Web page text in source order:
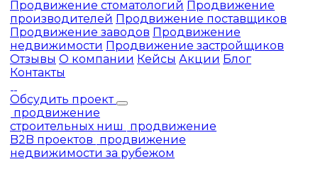
Продвижение стоматологий Продвижение
производителей Продвижение поставщиков
Продвижение заводов Продвижение
недвижимости Продвижение застройщиков
Отзывы О компании Кейсы Акции Блог
Контакты
Обсудить проект
продвижение
строительных ниш
продвижение
B2B проектов продвижение
недвижимости за рубежом